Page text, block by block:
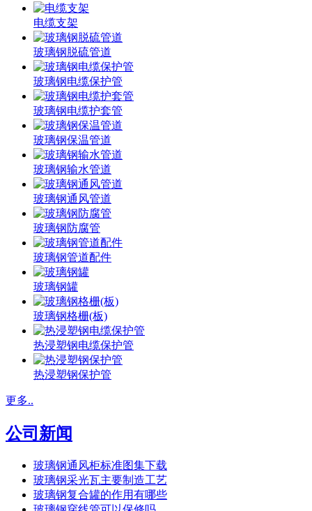
电缆支架
玻璃钢脱硫管道
玻璃钢电缆保护管
玻璃钢电缆护套管
玻璃钢保温管道
玻璃钢输水管道
玻璃钢通风管道
玻璃钢防腐管
玻璃钢管道配件
玻璃钢罐
玻璃钢格栅(板)
热浸塑钢电缆保护管
热浸塑钢保护管
更多..
公司新闻
玻璃钢通风柜标准图集下载
玻璃钢采光瓦主要制造工艺
玻璃钢复合罐的作用有哪些